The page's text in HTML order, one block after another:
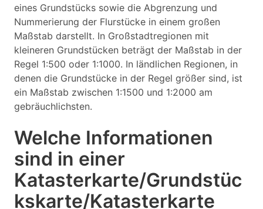
eines Grundstücks sowie die Abgrenzung und
Nummerierung der Flurstücke in einem großen
Maßstab darstellt. In Großstadtregionen mit
kleineren Grundstücken beträgt der Maßstab in der
Regel 1:500 oder 1:1000. In ländlichen Regionen, in
denen die Grundstücke in der Regel größer sind, ist
ein Maßstab zwischen 1:1500 und 1:2000 am
gebräuchlichsten.
Welche Informationen
sind in einer
Katasterkarte/Grundstüc
kskarte/Katasterkarte